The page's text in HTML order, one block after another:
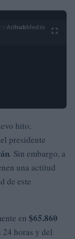
Ad hubMedia
hito,
presidente
. Sin embargo, a
una actitud
de este
en $65.860
horas y del